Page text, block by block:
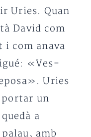
Uries. Quan
David com
i com anava
«Ves-
Uries
portar un
a
amb